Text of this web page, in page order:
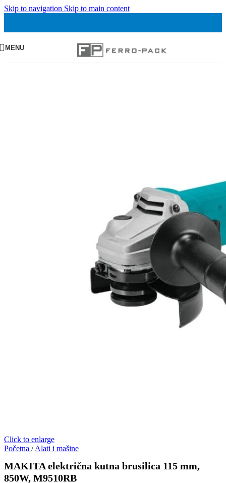
Skip to navigation Skip to main content
MENU
Click to enlarge
Početna / Alati i mašine
MAKITA električna kutna brusilica 115 mm,
850W, M9510RB